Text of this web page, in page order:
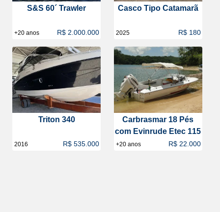
S&S 60´ Trawler
+20 anos R$ 2.000.000
Casco Tipo Catamarã
2025 R$ 180
Triton 340
2016 R$ 535.000
Carbrasmar 18 Pés
com Evinrude Etec 115
+20 anos R$ 22.000